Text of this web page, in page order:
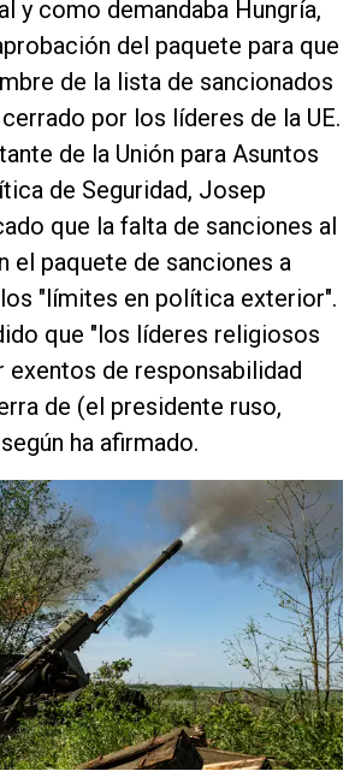
y como demandaba Hungría,
del paquete para que
de la lista de sancionados
por los líderes de la UE.
de la Unión para Asuntos
de Seguridad, Josep
que la falta de sanciones al
el paquete de sanciones a
"límites en política exterior".
que "los líderes religiosos
exentos de responsabilidad
de (el presidente ruso,
ha afirmado.